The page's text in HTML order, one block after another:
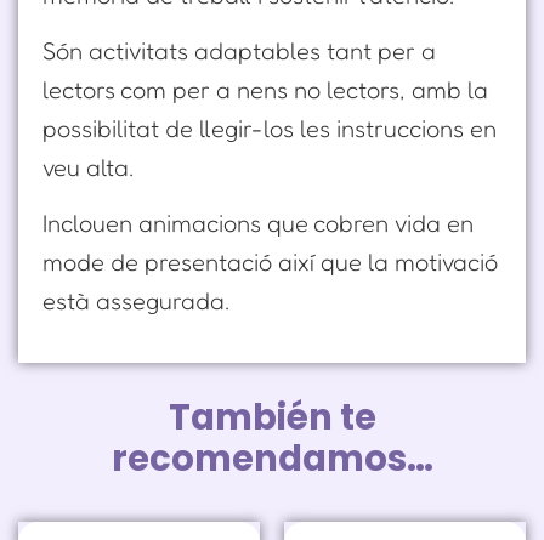
Són activitats adaptables tant per a
lectors com per a nens no lectors, amb la
possibilitat de llegir-los les instruccions en
veu alta.
Inclouen animacions que cobren vida en
mode de presentació així que la motivació
està assegurada.
También te
recomendamos…